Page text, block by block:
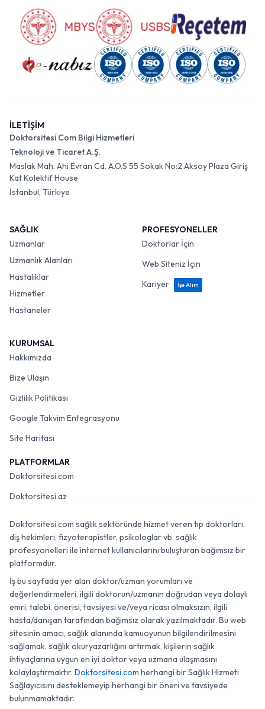
İLETİŞİM
Doktorsitesi Com Bilgi Hizmetleri
Teknoloji ve Ticaret A.Ş.
Maslak Mah. Ahi Evran Cd. A.O.S 55 Sokak No:2 Aksoy Plaza Giriş
Kat Kolektif House
İstanbul, Türkiye
SAĞLIK
Uzmanlar
Uzmanlık Alanları
Hastalıklar
Hizmetler
Hastaneler
PROFESYONELLER
Doktorlar İçin
Web Siteniz İçin
Kariyer
İşe Alım
KURUMSAL
Hakkımızda
Bize Ulaşın
Gizlilik Politikası
Google Takvim Entegrasyonu
Site Haritası
PLATFORMLAR
Doktorsitesi.com
Doktorsitesi.az
Doktorsitesi.com sağlık sektöründe hizmet veren tıp doktorları,
diş hekimleri, fizyoterapistler, psikologlar vb. sağlık
profesyonelleri ile internet kullanıcılarını buluşturan bağımsız bir
platformdur.
İş bu sayfada yer alan doktor/uzman yorumları ve
değerlendirmeleri, ilgili doktorun/uzmanın doğrudan veya dolaylı
emri, talebi, önerisi, tavsiyesi ve/veya ricası olmaksızın, ilgili
hasta/danışan tarafından bağımsız olarak yazılmaktadır. Bu web
sitesinin amacı, sağlık alanında kamuoyunun bilgilendirilmesini
sağlamak, sağlık okuryazarlığını artırmak, kişilerin sağlık
ihtiyaçlarına uygun en iyi doktor veya uzmana ulaşmasını
kolaylaştırmaktır. Doktorsitesi.com herhangi bir Sağlık Hizmeti
Sağlayıcısını desteklemeyip herhangi bir öneri ve tavsiyede
bulunmamaktadır.